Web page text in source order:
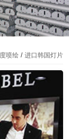
喷绘 / 进口韩国灯片